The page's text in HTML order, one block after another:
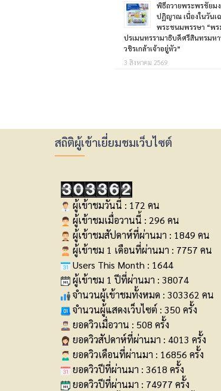
พิธีถวายพระพรชัยม
ปฏิญาณ เนื่องในวันเ
พระชนมพรรษา “พร
ปรเมนทรรามาธิบดีศรีสินทรมห
วชิรเกล้าเจ้าอยู่หัว”
3 สิงหาคม 2569
สถิติผู้เข้าเยี่ยมชมเว็บไซต์
ผู้เข้าชมวันนี้ : 172 คน
ผู้เข้าชมเมื่อวานนี้ : 296 คน
ผู้เข้าชมสัปดาห์ที่ผ่านมา : 1849 คน
ผู้เข้าชม 1 เดือนที่ผ่านมา : 7757 คน
Users This Month : 1644
ผู้เข้าชม 1 ปีที่ผ่านมา : 38074
จำนวนผู้เข้าชมทั้งหมด : 303362 คน
จำนวนผู้แสดงเว็บไซต์ : 350 ครั้ง
ยอดวิวเมื่อวาน : 508 ครั้ง
ยอดวิวสัปดาห์ที่ผ่านมา : 4013 ครั้ง
ยอดวิวเดือนที่ผ่านมา : 16856 ครั้ง
ยอดวิวปีที่ผ่านมา : 3618 ครั้ง
ยอดวิวปีที่ผ่านมา : 74977 ครั้ง